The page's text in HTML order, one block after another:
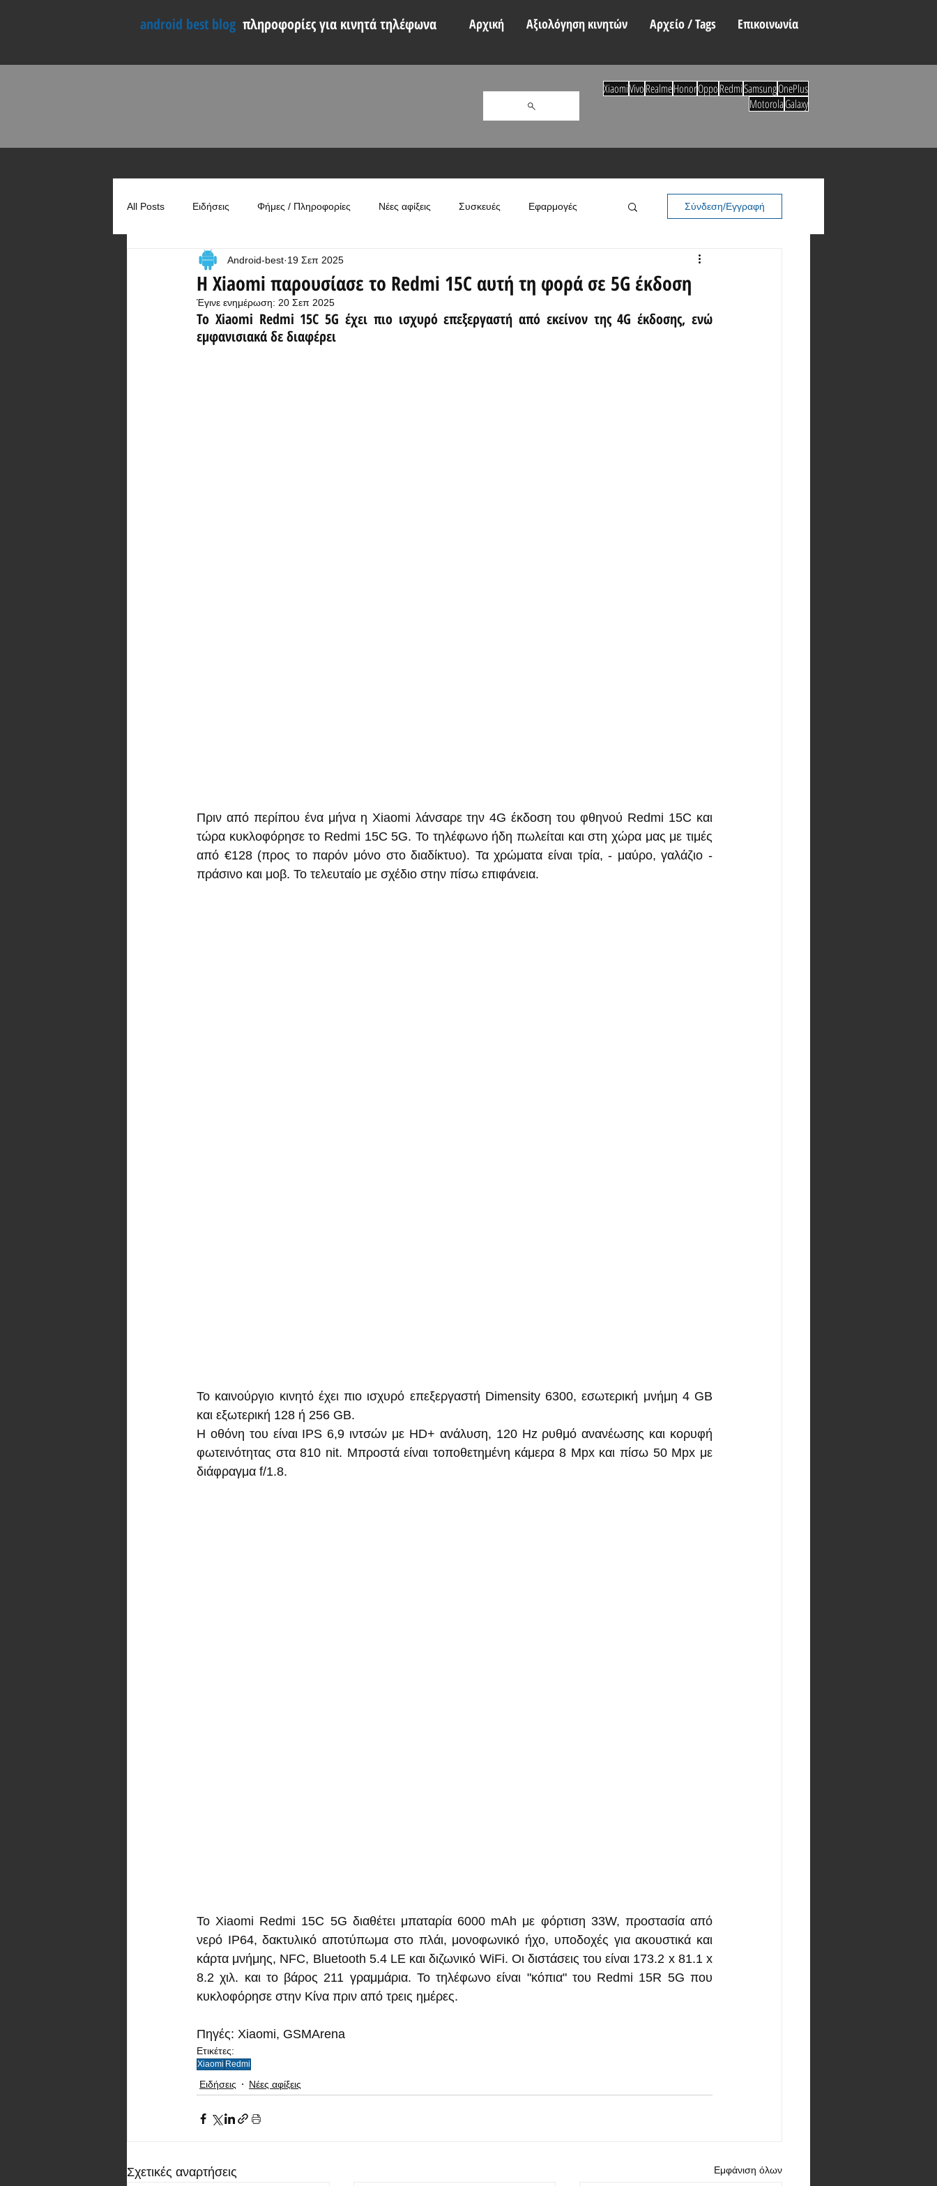
android best blog πληροφορίες για κινητά τηλέφωνα Αρχική Αξιολόγηση κινητών Αρχείο / Tags Επικοινωνία
All Posts Ειδήσεις Φήμες / Πληροφορίες Νέες αφίξεις Συσκευές Εφαρμογές
Συγκρίσεις Χρήσιμα
Σύνδεση/Εγγραφή
Η Xiaomi παρουσίασε το Redmi 15C αυτή τη φορά σε 5G έκδοση
Android-best 19 Σεπ 2025
Έγινε ενημέρωση: 20 Σεπ 2025
Το Xiaomi Redmi 15C 5G έχει πιο ισχυρό επεξεργαστή από εκείνον της 4G έκδοσης, ενώ
εμφανισιακά δε διαφέρει
Πριν από περίπου ένα μήνα η Xiaomi λάνσαρε την 4G έκδοση του φθηνού Redmi 15C και
τώρα κυκλοφόρησε το Redmi 15C 5G. Το τηλέφωνο ήδη πωλείται και στη χώρα μας με τιμές
από €128 (προς το παρόν μόνο στο διαδίκτυο). Τα χρώματα είναι τρία, - μαύρο, γαλάζιο -
πράσινο και μοβ. Το τελευταίο με σχέδιο στην πίσω επιφάνεια.
Το καινούργιο κινητό έχει πιο ισχυρό επεξεργαστή Dimensity 6300, εσωτερική μνήμη 4 GB
και εξωτερική 128 ή 256 GB.
Η οθόνη του είναι IPS 6,9 ιντσών με HD+ ανάλυση, 120 Hz ρυθμό ανανέωσης και κορυφή
φωτεινότητας στα 810 nit. Μπροστά είναι τοποθετημένη κάμερα 8 Mpx και πίσω 50 Mpx με
διάφραγμα f/1.8.
Το Xiaomi Redmi 15C 5G διαθέτει μπαταρία 6000 mAh με φόρτιση 33W, προστασία από
νερό IP64, δακτυλικό αποτύπωμα στο πλάι, μονοφωνικό ήχο, υποδοχές για ακουστικά και
κάρτα μνήμης, NFC, Bluetooth 5.4 LE και διζωνικό WiFi. Οι διστάσεις του είναι 173.2 x 81.1 x
8.2 χιλ. και το βάρος 211 γραμμάρια. Το τηλέφωνο είναι "κόπια" του Redmi 15R 5G που
κυκλοφόρησε στην Κίνα πριν από τρεις ημέρες.
Πηγές: Xiaomi, GSMArena
Ετικέτες:
Xiaomi Redmi
Ειδήσεις Νέες αφίξεις
Σχετικές αναρτήσεις Εμφάνιση όλων
XiaomiVivoRealmeHonorOppoRedmiSamsungOnePlus
MotorolaGalaxy